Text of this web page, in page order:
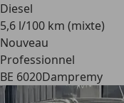
Diesel
5,6 l/100 km (mixte)
Nouveau
Professionnel
BE 6020Dampremy